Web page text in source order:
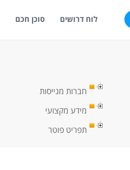
לוח דרושים סוכן חכם
חברות מגייסות
מידע מקצועי
תפריט פוטר